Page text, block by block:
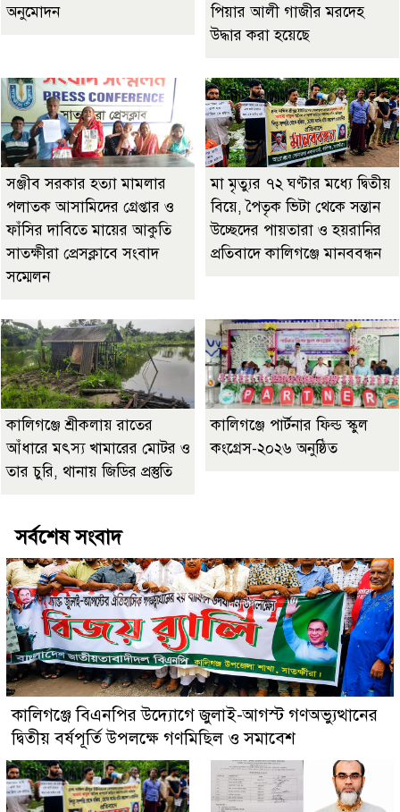
অনুমোদন
পিয়ার আলী গাজীর মরদেহ
উদ্ধার করা হয়েছে
‎সঞ্জীব সরকার হত্যা মামলার
পলাতক আসামিদের গ্রেপ্তার ও
ফাঁসির দাবিতে মায়ের আকুতি
সাতক্ষীরা প্রেসক্লাবে সংবাদ
সম্মেলন
মা মৃত্যুর ৭২ ঘণ্টার মধ্যে দ্বিতীয়
বিয়ে, পৈতৃক ভিটা থেকে সন্তান
উচ্ছেদের পায়তারা ও হয়রানির
প্রতিবাদে কালিগঞ্জে মানববন্ধন
কালিগঞ্জে শ্রীকলায় রাতের
আঁধারে মৎস্য খামারের মোটর ও
তার চুরি, থানায় জিডির প্রস্তুতি
কালিগঞ্জে পার্টনার ফিল্ড স্কুল
কংগ্রেস-২০২৬ অনুষ্ঠিত
সর্বশেষ সংবাদ
কালিগঞ্জে বিএনপির উদ্যোগে জুলাই-আগস্ট গণঅভ্যুত্থানের
দ্বিতীয় বর্ষপূর্তি উপলক্ষে গণমিছিল ও সমাবেশ